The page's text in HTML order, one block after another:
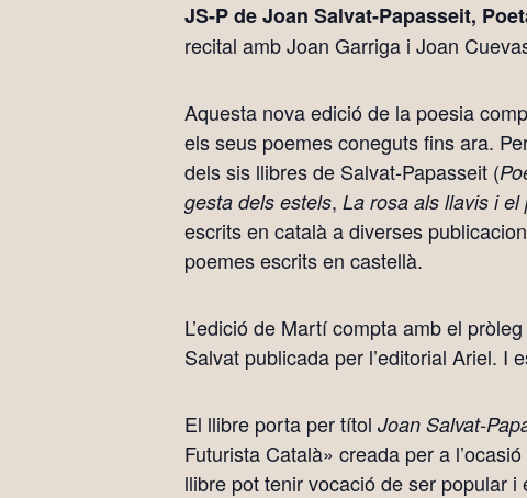
JS-P de Joan Salvat-Papasseit,
recital amb Joan Garriga i Joan
Aquesta nova edició de la poesia
els seus poemes coneguts fins ara.
dels sis llibres de Salvat-Papasseit (
gesta dels estels, La rosa als llavis i
escrits en català a diverses
poemes escrits en castellà.
L’edició de Martí compta amb el
Salvat publicada per l’editorial Ariel. I
El llibre porta per títol Joan Salvat-
Futurista Català» creada per a
llibre pot tenir vocació de ser popular